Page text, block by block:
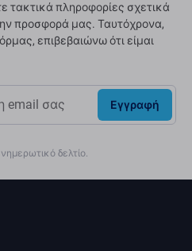
τακτικά πληροφορίες σχετικά
προσφορά μας. Ταυτόχρονα,
επιβεβαιώνω ότι είμαι
Εγγραφή
δελτίο.